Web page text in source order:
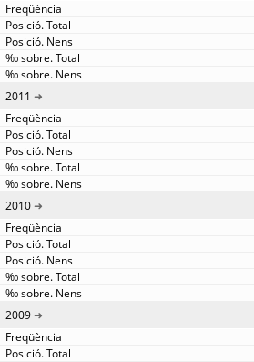
2011
2010
2009